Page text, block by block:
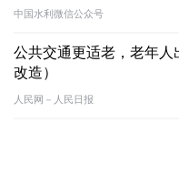
中国水利微信公众号
公共交通更适老，老年人
改造）
人民网－人民日报